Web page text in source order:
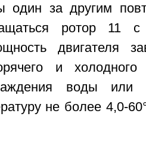
один за другим
ротор 11
двигателя
и холодного
воды или
не более 4,0-